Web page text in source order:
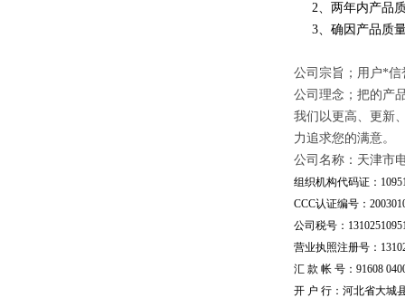
2、两年内产品质
3、确因产品质量
公司宗旨；用户*
公司理念；把的产
我们以更高、更新
力追求您的满意。
公司名称：天津市
组织机构代码证：
CCC认证编号：
公司税号：
营业执照注册号：
汇 款 帐 号：91608
开 户 行：河北省大城